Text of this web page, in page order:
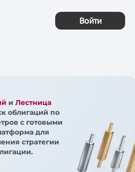
Войти
и Лестница
облигаций по
с готовыми
для
стратегии